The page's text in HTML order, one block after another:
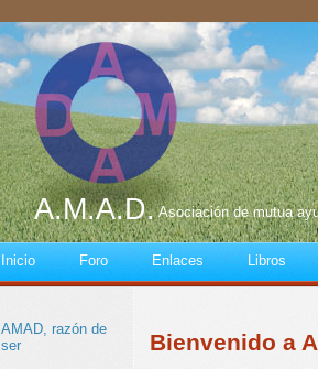
A.M.A.D. Asociación de mutua
Inicio Foro Enlaces Libros
Bienvenido a
AMAD, razón de
ser